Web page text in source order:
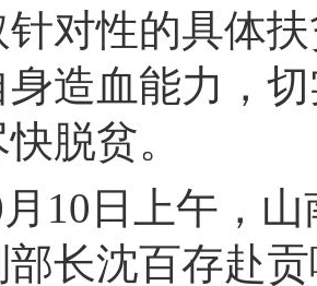
针对性的具体
身造血能力，
脱贫。
月10日上午，
部长沈百存赴